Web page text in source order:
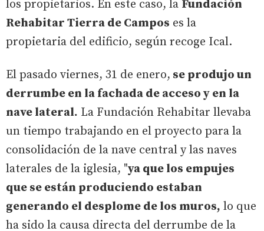
los propietarios. En este caso, la Fundación
Rehabitar Tierra de Campos es la
propietaria del edificio, según recoge Ical.
El pasado viernes, 31 de enero, se produjo un
derrumbe en la fachada de acceso y en la
nave lateral. La Fundación Rehabitar llevaba
un tiempo trabajando en el proyecto para la
consolidación de la nave central y las naves
laterales de la iglesia, "ya que los empujes
que se están produciendo estaban
generando el desplome de los muros, lo que
ha sido la causa directa del derrumbe de la